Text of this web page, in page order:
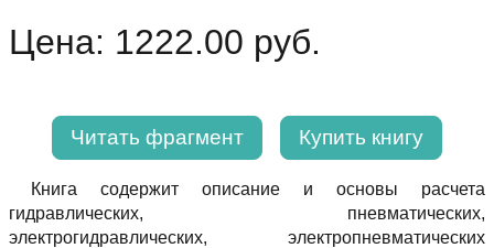
Цена: 1222.00 руб.
Читать фрагмент Купить книгу
Книга содержит описание и основы расчета
гидравлических, пневматических,
электрогидравлических, электропневматических